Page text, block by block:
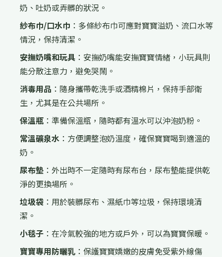
奶、吐奶或弄髒的狀況。
紗布巾/口水巾 ：多條紗布巾可應對寶寶溢奶、流口水等
情況，保持清潔。
安撫奶嘴和玩具 ：安撫奶嘴能安撫寶寶情緒，小玩具則
能分散注意力，避免哭鬧。
消毒用品 ：隨身攜帶乾洗手或酒精棉片，保持手部衛
生，尤其是在公共場所。
保溫瓶 ：準備保溫瓶，隨時都有溫水可以沖泡奶粉。
常溫礦泉水 ：方便調整泡奶溫度，確保寶寶喝到適溫的
奶。
尿布墊 ：外出時不一定隨時有尿布台，尿布墊能提供乾
淨的更換場所。
垃圾袋 ：用於裝髒尿布、濕紙巾等垃圾，保持環境清
潔。
小毯子 ：在冷氣較強的地方或戶外，可以為寶寶保暖。
寶寶專用防曬乳 ：保護寶寶嬌嫩的皮膚免受紫外線傷